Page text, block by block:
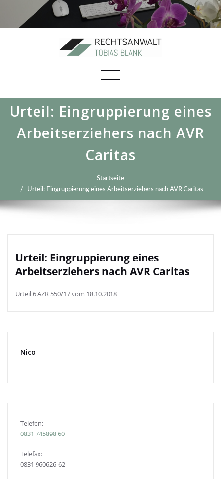
SCHALTE
Urteil: Eingruppierung eines
Arbeitserziehers nach AVR
Caritas
Startseite
Urteil: Eingruppierung eines Arbeitserziehers nach AVR Caritas
Urteil: Eingruppierung eines
Arbeitserziehers nach AVR Caritas
Urteil 6 AZR 550/17 vom 18.10.2018
Nico
Telefon:
0831 745898 60
Telefax:
0831 960626-62